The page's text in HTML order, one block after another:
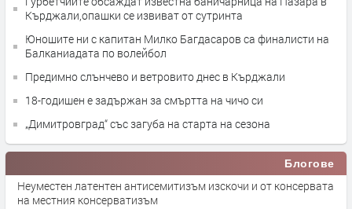
Кърджали,опашки се извиват от сутринта
Юношите ни с капитан Милко Багдасаров са финалисти на
Балканиадата по волейбол
Предимно слънчево и ветровито днес в Кърджали
18-годишен е задържан за смъртта на чичо си
„Димитровград“ със загуба на старта на сезона
Блогове
Неуместен латентен антисемитизъм изскочи и от консервата
на местния консерватизъм